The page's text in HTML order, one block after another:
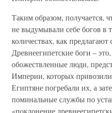
Таким образом, получается,
не выдумывали себе богов в
количествах, как предлагают
Древнеегипетские боги –
обожествленные люди,
Империи, которых
Египтяне погребали их, а
поминальные службы по
«поклонение